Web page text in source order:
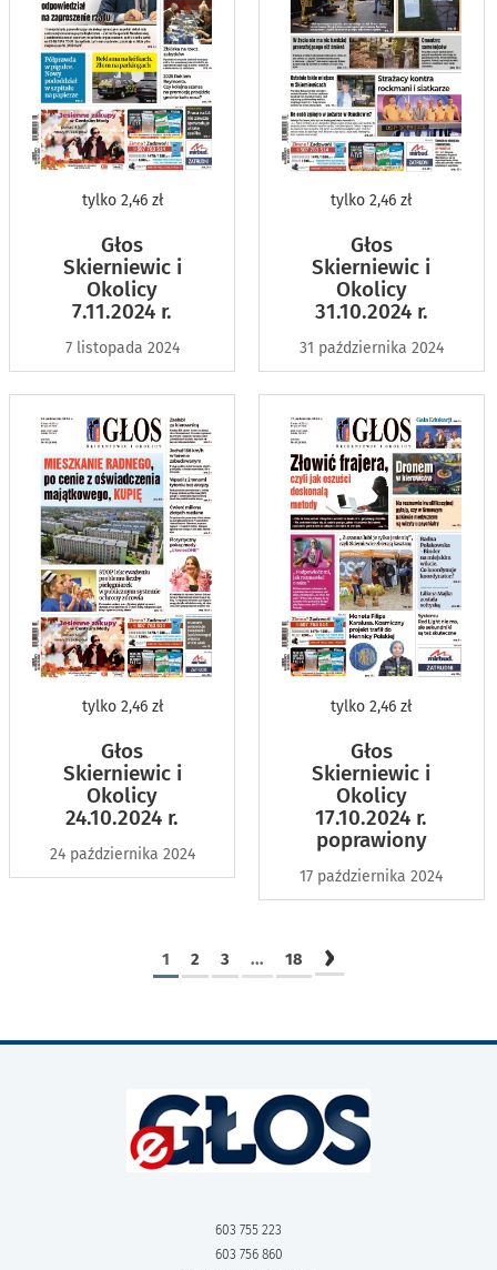
tylko2,46 zł
Głos
Skierniewic i
Okolicy
7.11.2024 r.
7 listopada 2024
tylko 2,46 zł
Głos
Skierniewic i
Okolicy
31.10.2024 r.
31 października 2024
tylko2,46 zł
Głos
Skierniewic i
Okolicy
24.10.2024 r.
24 października 2024
tylko 2,46 zł
Głos
Skierniewic i
Okolicy
17.10.2024 r.
poprawiony
17 października 2024
1 2 3 ... 18 ›
603 755 223
603 756 860